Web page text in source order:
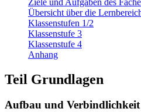
Übersicht über die
Klassenstufen 1/2
Klassenstufe 3
Klassenstufe 4
Anhang
Teil Grundlagen
Aufbau und